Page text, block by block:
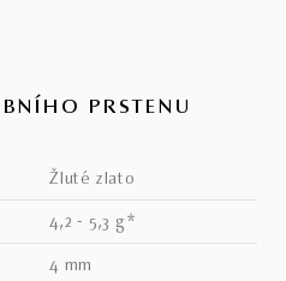
PRSTENU
žluté zlato
4,2 - 5,3 g*
4 mm